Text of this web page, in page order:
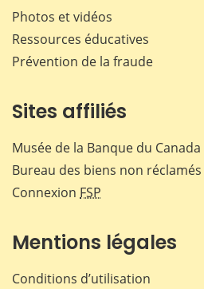
Photos et vidéos
Ressources éducatives
Prévention de la fraude
Sites affiliés
Musée de la Banque du Canada
Bureau des biens non réclamés
Connexion FSP
Mentions légales
Conditions d’utilisation